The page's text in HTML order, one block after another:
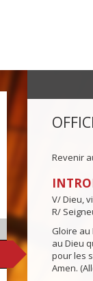
Revenir
V/ Dieu,
R/
Gloire au
au Dieu
pour les
Amen.